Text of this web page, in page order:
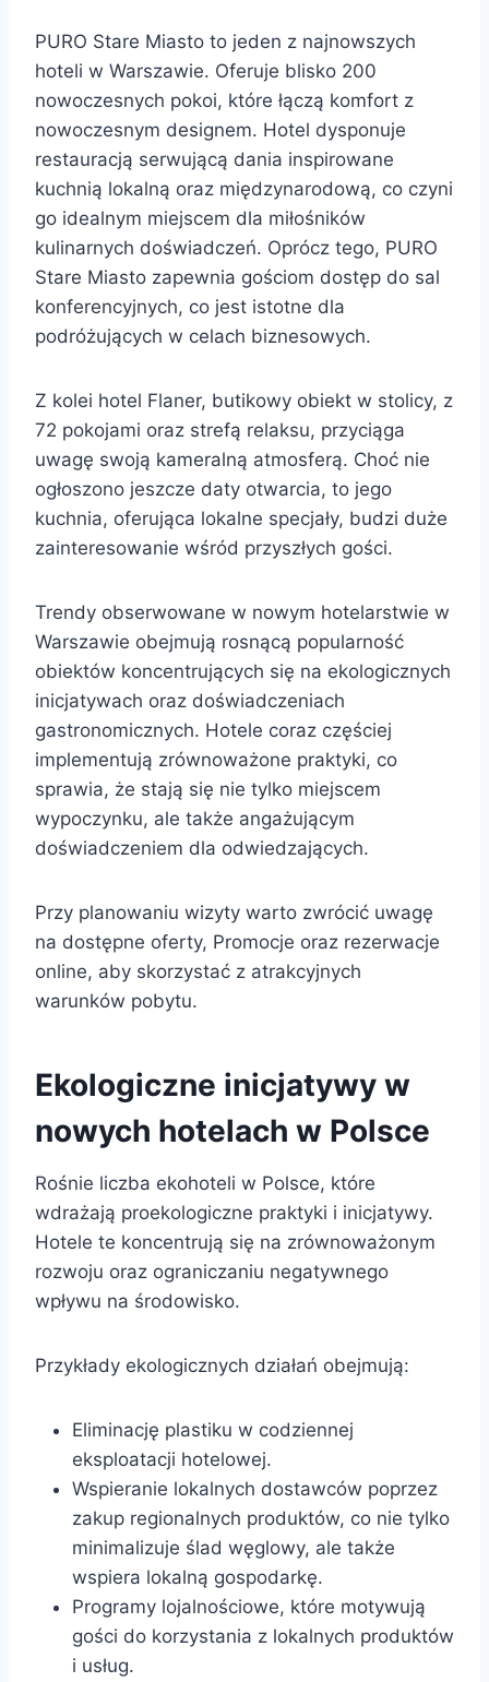
PURO Stare Miasto to jeden z najnowszych
hoteli w Warszawie. Oferuje blisko 200
nowoczesnych pokoi, które łączą komfort z
nowoczesnym designem. Hotel dysponuje
restauracją serwującą dania inspirowane
kuchnią lokalną oraz międzynarodową, co czyni
go idealnym miejscem dla miłośników
kulinarnych doświadczeń. Oprócz tego, PURO
Stare Miasto zapewnia gościom dostęp do sal
konferencyjnych, co jest istotne dla
podróżujących w celach biznesowych.
Z kolei hotel Flaner, butikowy obiekt w stolicy, z
72 pokojami oraz strefą relaksu, przyciąga
uwagę swoją kameralną atmosferą. Choć nie
ogłoszono jeszcze daty otwarcia, to jego
kuchnia, oferująca lokalne specjały, budzi duże
zainteresowanie wśród przyszłych gości.
Trendy obserwowane w nowym hotelarstwie w
Warszawie obejmują rosnącą popularność
obiektów koncentrujących się na ekologicznych
inicjatywach oraz doświadczeniach
gastronomicznych. Hotele coraz częściej
implementują zrównoważone praktyki, co
sprawia, że stają się nie tylko miejscem
wypoczynku, ale także angażującym
doświadczeniem dla odwiedzających.
Przy planowaniu wizyty warto zwrócić uwagę
na dostępne oferty, Promocje oraz rezerwacje
online, aby skorzystać z atrakcyjnych
warunków pobytu.
Ekologiczne inicjatywy w
nowych hotelach w Polsce
Rośnie liczba ekohoteli w Polsce, które
wdrażają proekologiczne praktyki i inicjatywy.
Hotele te koncentrują się na zrównoważonym
rozwoju oraz ograniczaniu negatywnego
wpływu na środowisko.
Przykłady ekologicznych działań obejmują:
Eliminację plastiku w codziennej
eksploatacji hotelowej.
Wspieranie lokalnych dostawców poprzez
zakup regionalnych produktów, co nie tylko
minimalizuje ślad węglowy, ale także
wspiera lokalną gospodarkę.
Programy lojalnościowe, które motywują
gości do korzystania z lokalnych produktów
i usług.